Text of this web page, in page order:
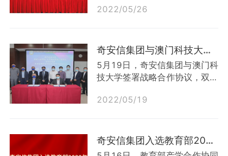
航天和网络空间安全行业领域的
国家一流课程；在共建安全创新
中心方面...
双方将共同探索深圳及大湾区智
规划科技部副主任邓子畏表示：
数字化、网络化、智能化融合发
展，网络安全产业已经进入融合
发展的新时代。中国电子着力协
同创新和开放创新，注重生态体
推动网络安全防护融入信息系统
建...
2022/05/26
奇安信集团与澳门科技大学达成战略合作 打造网安人才培养新生态
5月19日，奇安信集团与澳门科
技大学签署战略合作协议，双方
网络安全教学及科研实践基地、
深入合作。根据协议，双方将整
合校企双方资源，在多方面进行
2022/05/19
奇安信集团入选教育部2022年产学合作协同育人项目企业名单